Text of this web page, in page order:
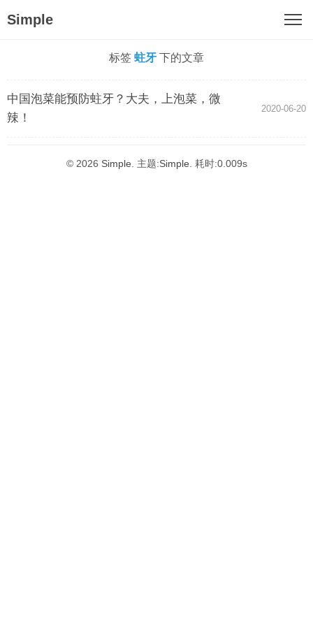
Simple
标签 蛀牙 下的文章
中国泡菜能预防蛀牙？大夫，上泡菜，微
辣！
2020-06-20
© 2026 Simple . 主题:Simple . 耗时:0.009s